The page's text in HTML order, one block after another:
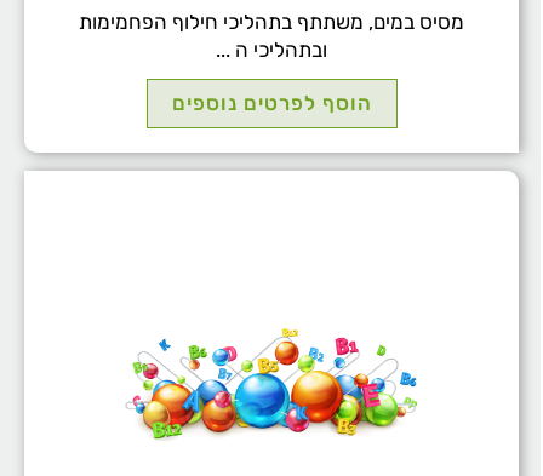
מסיס במים, משתתף בתהליכי חילוף הפחמימות
ובתהליכי ה ...
הוסף לפרטים נוספים